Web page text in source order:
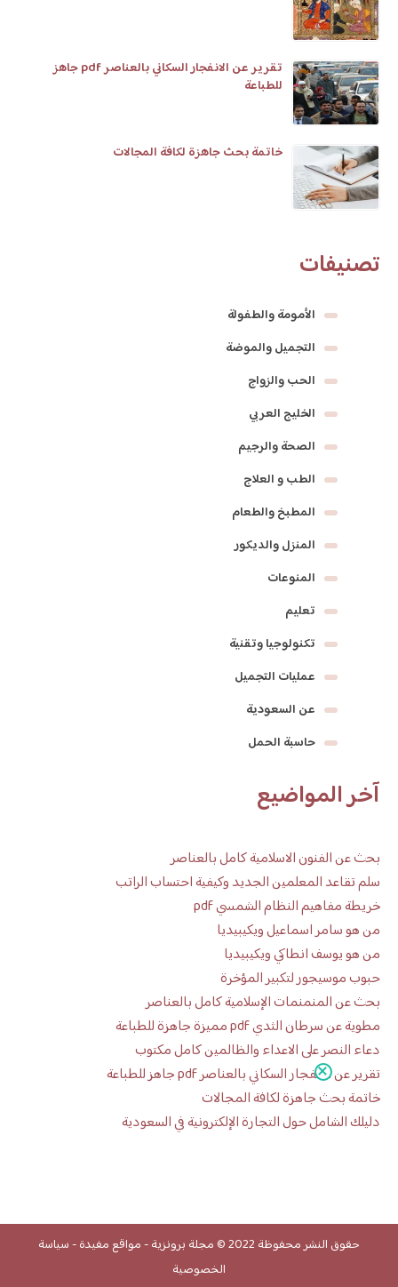
تقرير عن الانفجار السكاني بالعناصر pdf جاهز
للطباعة
خاتمة بحث جاهزة لكافة المجالات
تصنيفات
الأمومة والطفولة
التجميل والموضة
الحب والزواج
الخليج العربي
الصحة والرجيم
الطب و العلاج
المطبخ والطعام
المنزل والديكور
المنوعات
تعليم
تكنولوجيا وتقنية
عمليات التجميل
عن السعودية
حاسبة الحمل
آخر المواضيع
بحث عن الفنون الاسلامية كامل بالعناصر
سلم تقاعد المعلمين الجديد وكيفية احتساب الراتب
خريطة مفاهيم النظام الشمسي pdf
من هو سامر اسماعيل ويكيبيديا
من هو يوسف انطاكي ويكيبيديا
حبوب موسيجور لتكبير المؤخرة
بحث عن المنمنمات الإسلامية كامل بالعناصر
مطوية عن سرطان الثدي pdf مميزة جاهزة للطباعة
دعاء النصر على الاعداء والظالمين كامل مكتوب
تقرير عن الانفجار السكاني بالعناصر pdf جاهز للطباعة
خاتمة بحث جاهزة لكافة المجالات
دليلك الشامل حول التجارة الإلكترونية في السعودية
حقوق النشر محفوظة 2022 © مجلة برونزية-مواقع مفيدة-سياسة
الخصوصية